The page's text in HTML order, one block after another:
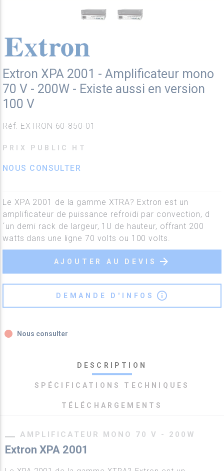
Extron XPA 2001 - Amplificateur mono
70 V - 200W - Existe aussi en version
100 V
Réf. EXTRON 60-850-01
PRIX PUBLIC HT
NOUS CONSULTER
Le XPA 2001 de la gamme XTRA? Extron est un
amplificateur de puissance refroidi par convection, d
´un demi rack de largeur, 1U de hauteur, offrant 200
watts dans une ligne 70 volts ou 100 volts.
AJOUTER AU DEVIS arrow_forward
DEMANDE D'INFOS info_outline
fiber_manual_record Nous consulter
DESCRIPTION
SPÉCIFICATIONS TECHNIQUES
TÉLÉCHARGEMENTS
AMPLIFICATEUR MONO 70 V - 200W
Extron XPA 2001